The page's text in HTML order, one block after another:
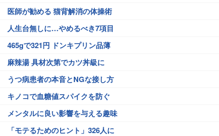
医師が勧める 猫背解消の体操術
人生台無しに…やめるべき7項目
465gで321円 ドンキプリン品薄
麻辣湯 具材次第でカツ丼級に
うつ病患者の本音とNGな接し方
キノコで血糖値スパイクを防ぐ
メンタルに良い影響を与える趣味
「モテるためのヒント」326人に